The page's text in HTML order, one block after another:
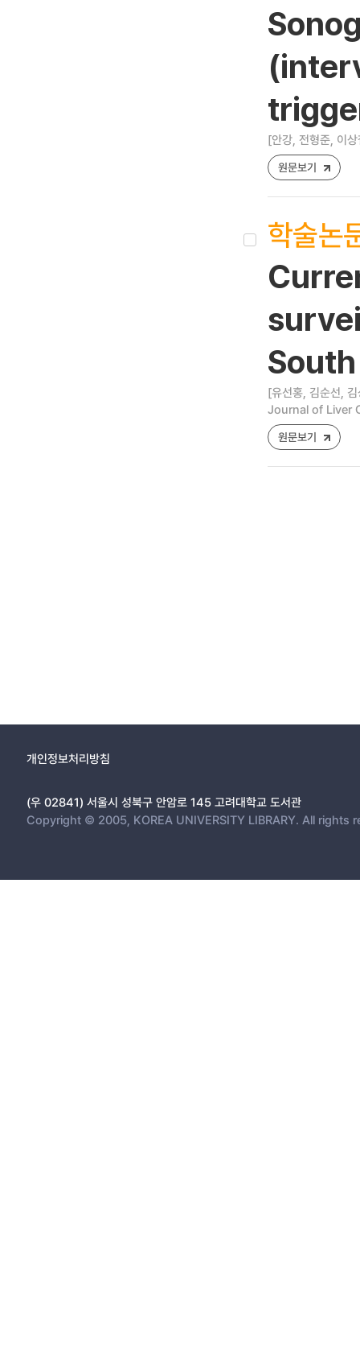
[안강, 전형준, 이
원문보기
학술논
[유선홍, 김순선,
Journal of Liver
원문보기
개인정보처리방침
(우 02841) 서울시 성북구 안암로 145 고려대학교 도서관
Copyright © 2005, KOREA UNIVERSITY LIBRARY. All rights